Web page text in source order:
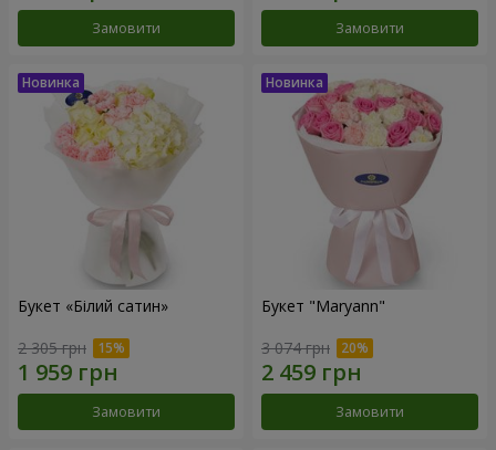
Замовити Замовити
Букет «Білий сатин»
2 305 грн
Замовити
Букет "Maryann"
3 074 грн
Замовити